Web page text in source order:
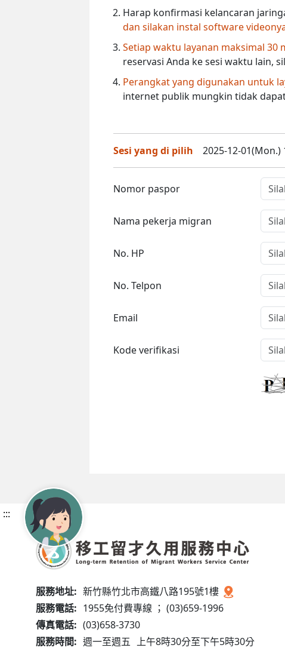
Harap konfirmasi kelancaran
dan silakan instal software
Setiap waktu layanan maksimal 30
reservasi Anda ke sesi waktu lain,
Perangkat yang digunakan untuk
internet publik mungkin tidak
Sesi yang di pilih 2025-12-01(Mon.)
Nomor paspor
Nama pekerja migran
No. HP
No. Telpon
Email
Kode verifikasi
:::
服務地址: 新竹縣竹北市高鐵八路195號1樓
服務電話: 1955免付費專線 ； (03)659-1996
傳真電話: (03)658-3730
服務時間: 週一至週五 上午8時30分至下午5時30分